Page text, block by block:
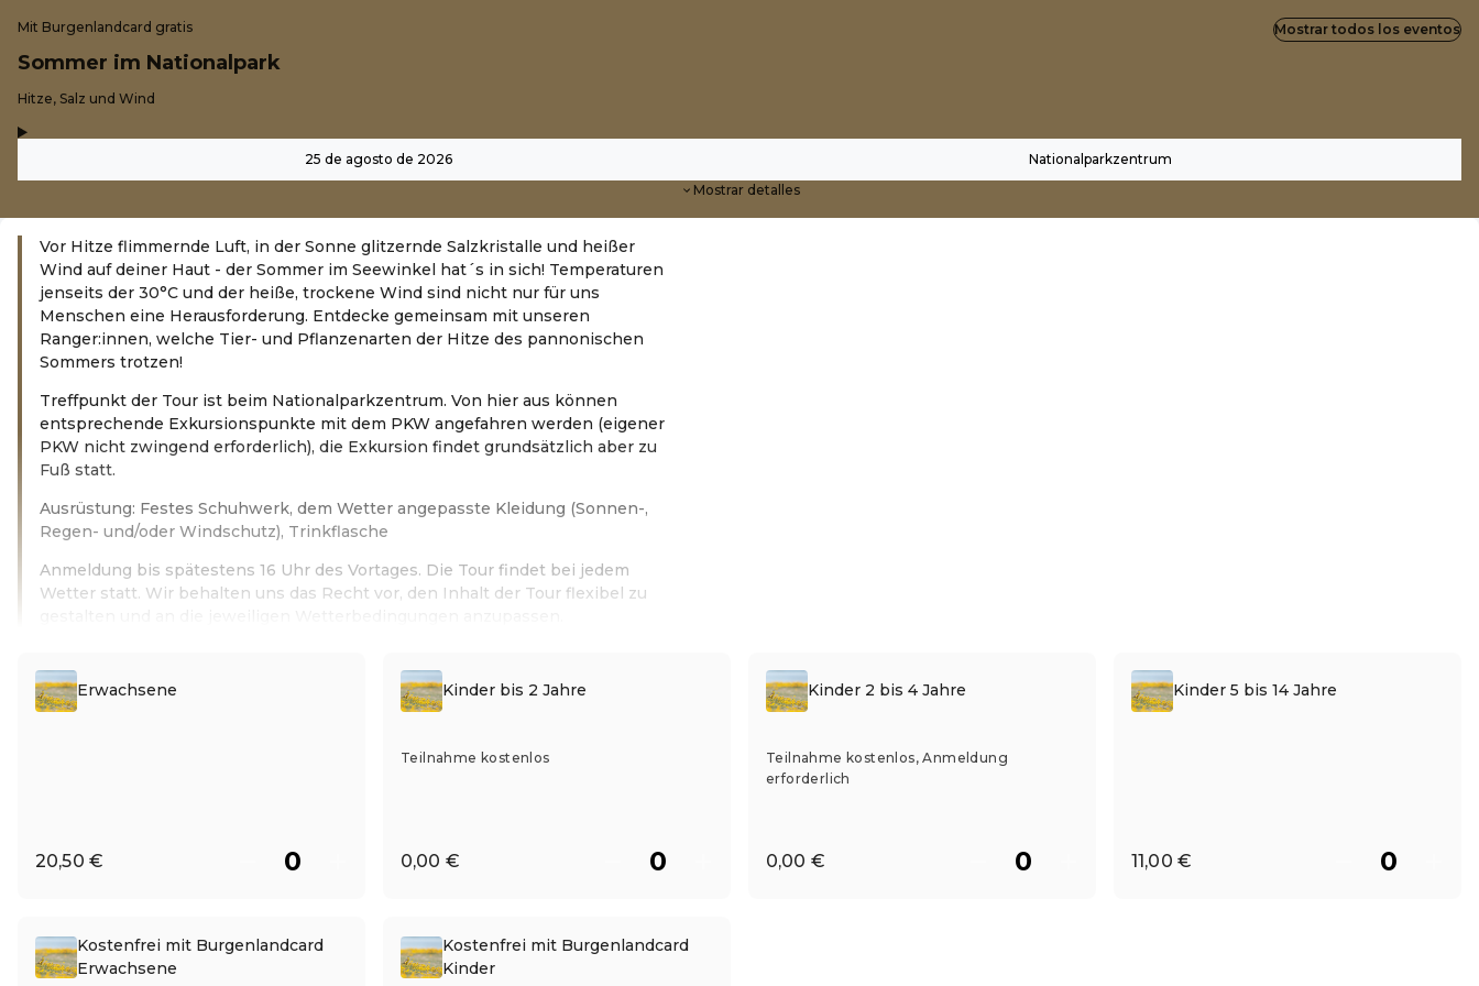
Mit Burgenlandcard gratis
Sommer im Nationalpark
-Hitze, Salz und Wind
25 de agosto de 2026 Nationalparkzentrum
Mostrar detalles
Mostrar todos los eventos
Vor Hitze flimmernde Luft, in der Sonne glitzernde Salzkristalle und heißer
Wind auf deiner Haut - der Sommer im Seewinkel hat´s in sich! Temperaturen
jenseits der 30°C und der heiße, trockene Wind sind nicht nur für uns
Menschen eine Herausforderung. Entdecke gemeinsam mit unseren
Ranger:innen, welche Tier- und Pflanzenarten der Hitze des pannonischen
Sommers trotzen!
Treffpunkt der Tour ist beim Nationalparkzentrum. Von hier aus können
entsprechende Exkursionspunkte mit dem PKW angefahren werden (eigener
PKW nicht zwingend erforderlich), die Exkursion findet grundsätzlich aber zu
Fuß statt.
Ausrüstung: Festes Schuhwerk, dem Wetter angepasste Kleidung (Sonnen-,
Regen- und/oder Windschutz), Trinkflasche
Anmeldung bis spätestens 16 Uhr des Vortages. Die Tour findet bei jedem
Wetter statt. Wir behalten uns das Recht vor, den Inhalt der Tour flexibel zu
Erwachsene
20,50 €
Kinder bis 2 Jahre
Teilnahme kostenlos
0,00 €
Kinder 2 bis 4 Jahre
Teilnahme kostenlos, Anmeldung
erforderlich
0,00 €
Kinder 5 bis 14 Jahre
11,00 €
Kostenfrei mit Burgenlandcard
Erwachsene
Kostenfrei mit Burgenlandcard
Kinder